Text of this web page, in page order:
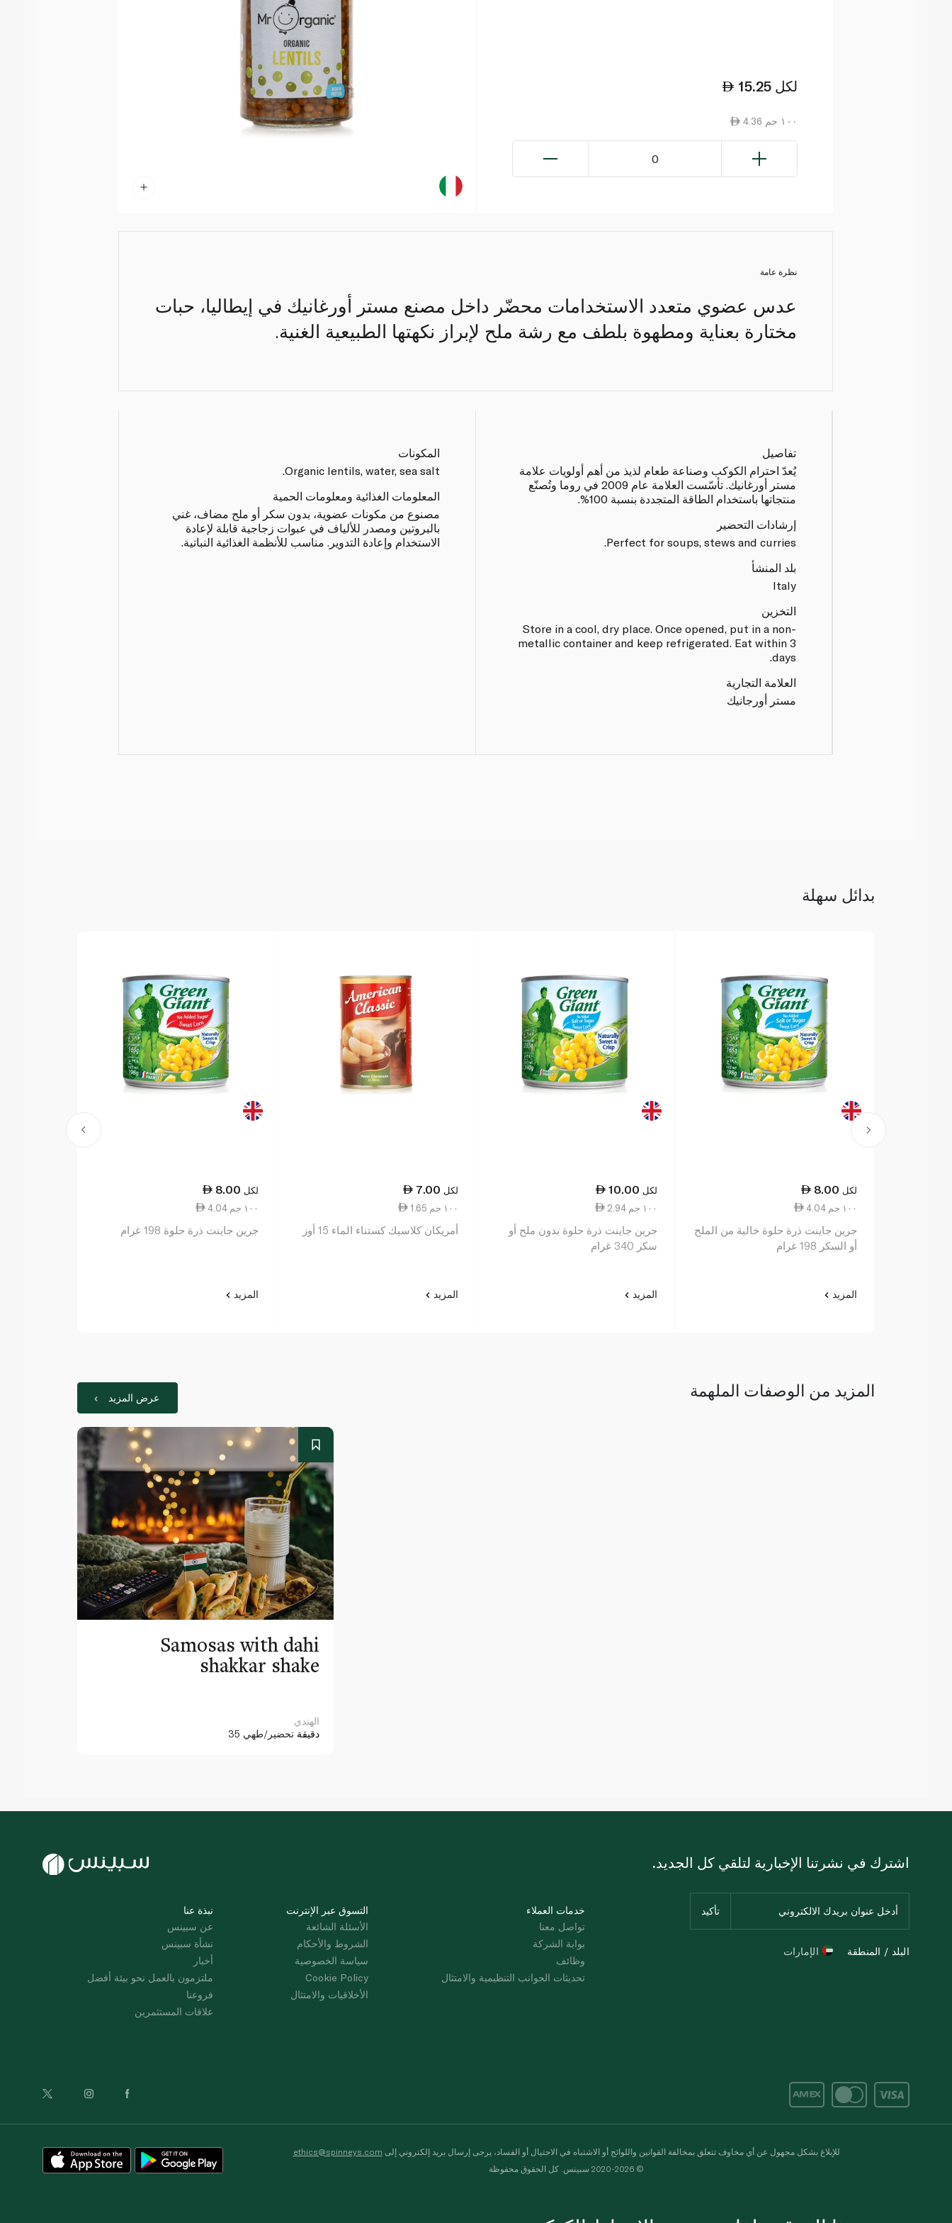
15.25 لكل
4.36 ١٠٠ جم
0
نظرة عامة
عدس عضوي متعدد الاستخدامات محضّر داخل مصنع مستر أورغانيك في إيطاليا، حبات
مختارة بعناية ومطهوة بلطف مع رشة ملح لإبراز نكهتها الطبيعية الغنية.
تفاصيل
يُعدّ احترام الكوكب وصناعة طعام لذيذ من أهم أولويات علامة
مستر أورغانيك. تأسّست العلامة عام 2009 في روما وتُصنّع
منتجاتها باستخدام الطاقة المتجددة بنسبة 100%.
إرشادات التحضير
Perfect for soups, stews and curries.
بلد المنشأ
Italy
التخزين
Store in a cool, dry place. Once opened, put in a non-
metallic container and keep refrigerated. Eat within 3
days.
العلامة التجارية
مستر أورجانيك
المكونات
Organic lentils, water, sea salt.
المعلومات الغذائية ومعلومات الحمية
مصنوع من مكونات عضوية، بدون سكر أو ملح مضاف، غني
بالبروتين ومصدر للألياف في عبوات زجاجية قابلة لإعادة
الاستخدام وإعادة التدوير. مناسب للأنظمة الغذائية النباتية.
بدائل سهلة
8.00 لكل
4.04 ١٠٠ جم
جرين جاينت ذرة حلوة خالية من الملح
أو السكر 198 غرام
المزيد
10.00 لكل
2.94 ١٠٠ جم
جرين جاينت ذرة حلوة بدون ملح أو
سكر 340 غرام
المزيد
7.00 لكل
1.65 ١٠٠ جم
أمريكان كلاسيك كستناء الماء 15 أوز
المزيد
8.00 لكل
4.04 ١٠٠ جم
جرين جاينت ذرة حلوة 198 غرام
المزيد
المزيد من الوصفات الملهمة عرض المزيد
Samosas with dahi
shakkar shake
الهندي
35 دقيقة تحضير/طهي
نبذة عنا
عن سبينس
نشأة سبينس
أخبار
ملتزمون بالعمل نحو بيئة أفضل
فروعنا
علاقات المستثمرين
التسوق عبر الإنترنت
الأسئلة الشائعة
الشروط والأحكام
سياسة الخصوصية
Cookie Policy
الأخلاقيات والامتثال
خدمات العملاء
تواصل معنا
بوابة الشركة
وظائف
تحديثات الجوانب التنظيمية والامتثال
اشترك في نشرتنا الإخبارية لتلقي كل الجديد.
البلد / المنطقة الإمارات
للإبلاغ بشكل مجهول عن أي مخاوف تتعلق بمخالفة القوانين واللوائح أو الاشتباه في الاحتيال أو الفساد، يرجى إرسال بريد إلكتروني إلى ethics@spinneys.com
© 2020-2026 سبينس. كل الحقوق محفوظة